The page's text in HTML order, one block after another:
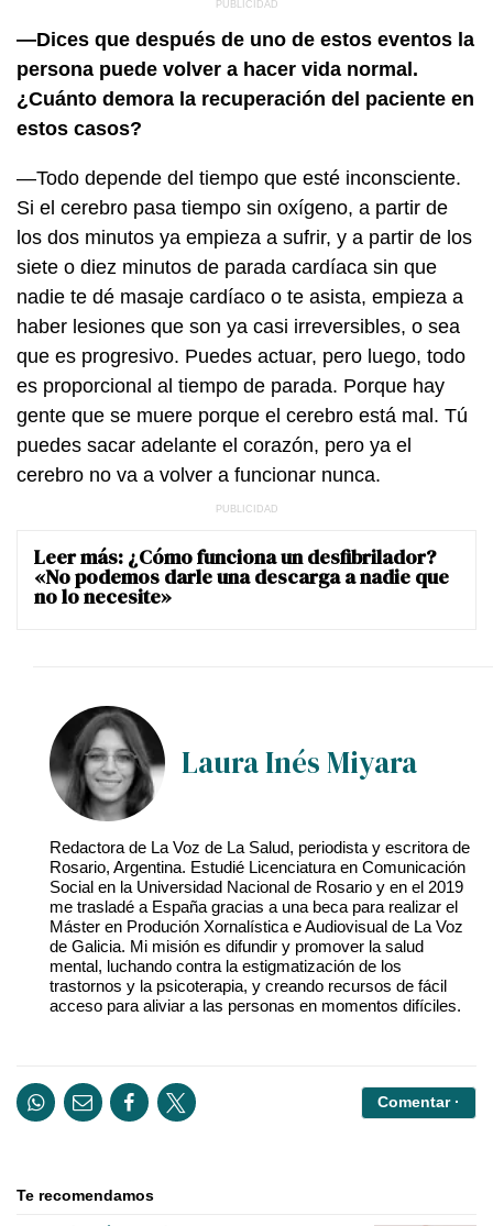
—Dices que después de uno de estos eventos la
persona puede volver a hacer vida normal.
¿Cuánto demora la recuperación del paciente en
estos casos?
—Todo depende del tiempo que esté inconsciente.
Si el cerebro pasa tiempo sin oxígeno, a partir de
los dos minutos ya empieza a sufrir, y a partir de los
siete o diez minutos de parada cardíaca sin que
nadie te dé masaje cardíaco o te asista, empieza a
haber lesiones que son ya casi irreversibles, o sea
que es progresivo. Puedes actuar, pero luego, todo
es proporcional al tiempo de parada. Porque hay
gente que se muere porque el cerebro está mal. Tú
puedes sacar adelante el corazón, pero ya el
cerebro no va a volver a funcionar nunca.
Leer más: ¿Cómo funciona un desfibrilador?
«No podemos darle una descarga a nadie que
no lo necesite»
Laura Inés Miyara
Redactora de La Voz de La Salud, periodista y escritora de
Rosario, Argentina. Estudié Licenciatura en Comunicación
Social en la Universidad Nacional de Rosario y en el 2019
me trasladé a España gracias a una beca para realizar el
Máster en Produción Xornalística e Audiovisual de La Voz
de Galicia. Mi misión es difundir y promover la salud
mental, luchando contra la estigmatización de los
trastornos y la psicoterapia, y creando recursos de fácil
acceso para aliviar a las personas en momentos difíciles.
Comentar ·
Te recomendamos